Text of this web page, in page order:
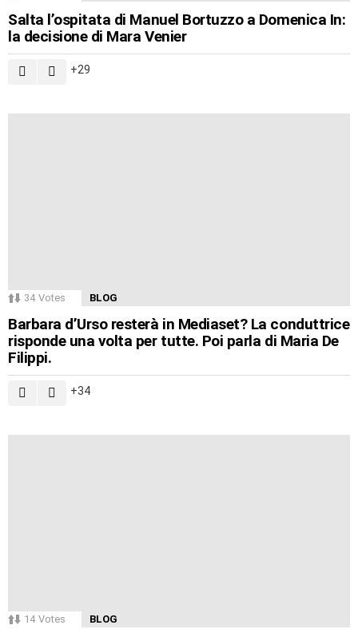
Salta l’ospitata di Manuel Bortuzzo a Domenica In:
la decisione di Mara Venier
29
34 Votes BLOG
Barbara d’Urso resterà in Mediaset? La conduttrice
risponde una volta per tutte. Poi parla di Maria De
Filippi.
34
14 Votes BLOG